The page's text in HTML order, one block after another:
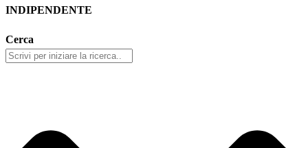
INDIPENDENTE
Cerca